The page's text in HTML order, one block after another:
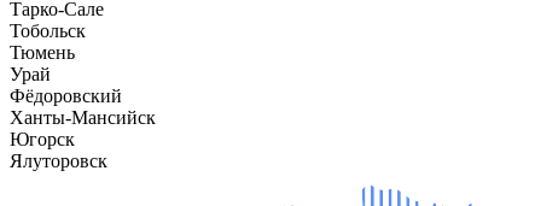
Тарко-Сале
Тобольск
Тюмень
Урай
Фёдоровский
Ханты-Мансийск
Югорск
Ялуторовск